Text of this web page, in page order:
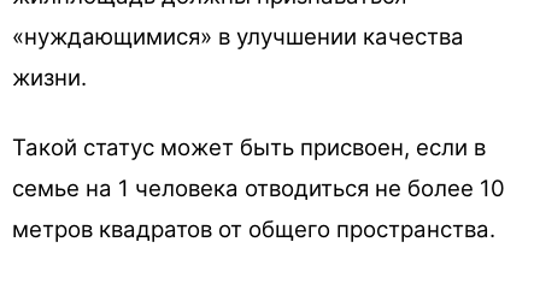
«нуждающимися» в улучшении качества
жизни.
Такой статус может быть присвоен, если в
семье на 1 человека отводиться не более 10
метров квадратов от общего пространства.